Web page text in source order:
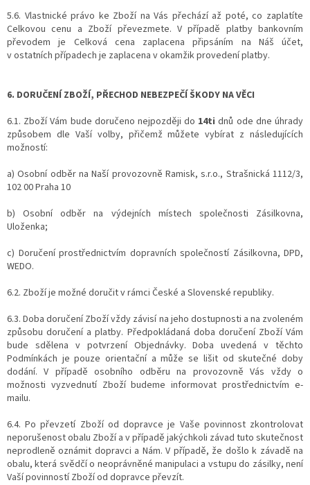
5.6. Vlastnické právo ke Zboží na Vás přechází až poté, co zaplatíte
Celkovou cenu a Zboží převezmete. V případě platby bankovním
převodem je Celková cena zaplacena připsáním na Náš účet,
v ostatních případech je zaplacena v okamžik provedení platby.
6. DORUČENÍ ZBOŽÍ, PŘECHOD NEBEZPEČÍ ŠKODY NA VĚCI
6.1. Zboží Vám bude doručeno nejpozději do 14ti dnů ode dne úhrady
způsobem dle Vaší volby, přičemž můžete vybírat z následujících
možností:
a) Osobní odběr na Naší provozovně Ramisk, s.r.o., Strašnická 1112/3,
102 00 Praha 10
b) Osobní odběr na výdejních místech společnosti Zásilkovna,
Uloženka;
c) Doručení prostřednictvím dopravních společností Zásilkovna, DPD,
WEDO.
6.2. Zboží je možné doručit v rámci České a Slovenské republiky.
6.3. Doba doručení Zboží vždy závisí na jeho dostupnosti a na zvoleném
způsobu doručení a platby. Předpokládaná doba doručení Zboží Vám
bude sdělena v potvrzení Objednávky. Doba uvedená v těchto
Podmínkách je pouze orientační a může se lišit od skutečné doby
dodání. V případě osobního odběru na provozovně Vás vždy o
možnosti vyzvednutí Zboží budeme informovat prostřednictvím e-
mailu.
6.4. Po převzetí Zboží od dopravce je Vaše povinnost zkontrolovat
neporušenost obalu Zboží a v případě jakýchkoli závad tuto skutečnost
neprodleně oznámit dopravci a Nám. V případě, že došlo k závadě na
obalu, která svědčí o neoprávněné manipulaci a vstupu do zásilky, není
Vaší povinností Zboží od dopravce převzít.